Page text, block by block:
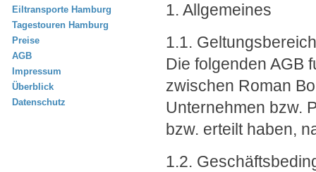
1. Allgemeines
1.1. Geltungsbereich
Die folgenden AGB
zwischen Roman
Unternehmen bzw.
bzw. erteilt haben,
1.2.
Eiltransporte Hamburg
Tagestouren Hamburg
Preise
AGB
Impressum
Überblick
Datenschutz